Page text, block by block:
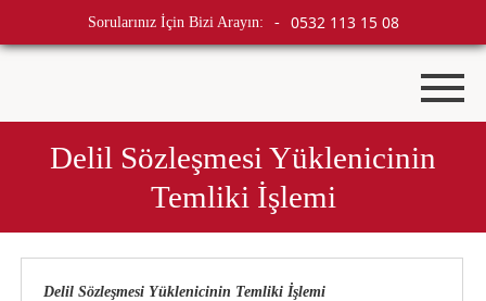
Sorularınız İçin Bizi Arayın: - 0532 113 15 08
Delil Sözleşmesi Yüklenicinin
Temliki İşlemi
Delil Sözleşmesi Yüklenicinin Temliki İşlemi